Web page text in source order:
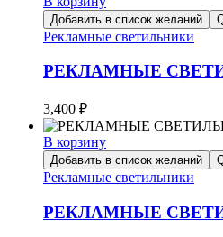
Добавить в список желаний
Рекламные светильники
РЕКЛАМНЫЕ
3,400 ₽
В корзину
Добавить в список желаний
Рекламные светильники
РЕКЛАМНЫЕ